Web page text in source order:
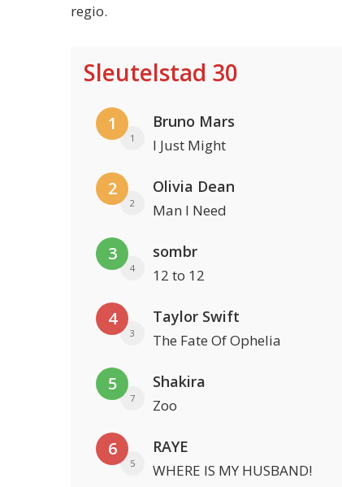
regio.
Sleutelstad 30
1
1
Bruno Mars
I Just Might
2
2
Olivia Dean
Man I Need
3
4
sombr
12 to 12
4
3
Taylor Swift
The Fate Of Ophelia
5
7
Shakira
Zoo
6
5
RAYE
WHERE IS MY HUSBAND!